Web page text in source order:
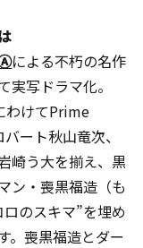
による不朽の名作
実写ドラマ化。
わけてPrime
ート秋山竜次、
崎う大を揃え、黒
ン・喪黒福造（も
のスキマ”を埋め
。喪黒福造とダー